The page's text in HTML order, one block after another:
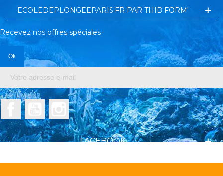
ECOLEDEPLONGEEPARIS.FR PAR THIB FORM'
Recevez nos offres spéciales
FacebookYouTubeInstagram
FACEBOOK